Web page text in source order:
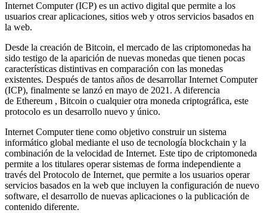
Internet Computer (ICP) es un activo digital que permite a los
usuarios crear aplicaciones, sitios web y otros servicios basados ​​en
la web.
Desde la creación de Bitcoin, el mercado de las criptomonedas ha
sido testigo de la aparición de nuevas monedas que tienen pocas
características distintivas en comparación con las monedas
existentes. Después de tantos años de desarrollar Internet Computer
(ICP), finalmente se lanzó en mayo de 2021. A diferencia
de Ethereum , Bitcoin o cualquier otra moneda criptográfica, este
protocolo es un desarrollo nuevo y único.
Internet Computer tiene como objetivo construir un sistema
informático global mediante el uso de tecnología blockchain y la
combinación de la velocidad de Internet. Este tipo de criptomoneda
permite a los titulares operar sistemas de forma independiente a
través del Protocolo de Internet, que permite a los usuarios operar
servicios basados ​​en la web que incluyen la configuración de nuevo
software, el desarrollo de nuevas aplicaciones o la publicación de
contenido diferente.